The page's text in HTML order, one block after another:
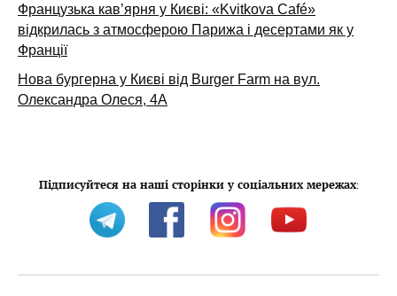
Французька кав’ярня у Києві: «Kvitkova Café»
відкрилась з атмосферою Парижа і десертами як у
Франції
Нова бургерна у Києві від Burger Farm на вул.
Олександра Олеся, 4А
Підписуйтеся на наші сторінки у соціальних мережах: